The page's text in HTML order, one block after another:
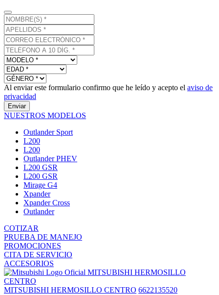
Al enviar este formulario confirmo que he leído y acepto el aviso de
privacidad
Enviar
NUESTROS MODELOS
Outlander Sport
L200
L200
Outlander PHEV
L200 GSR
L200 GSR
Mirage G4
Xpander
Xpander Cross
Outlander
COTIZAR
PRUEBA DE MANEJO
PROMOCIONES
CITA DE SERVICIO
ACCESORIOS
MITSUBISHI HERMOSILLO
CENTRO
MITSUBISHI HERMOSILLO CENTRO 6622135520